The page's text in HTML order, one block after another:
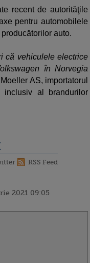
recent de autorităţile
pentru automobilele
auto.
că vehiculele electrice
în Norvegia
AS, importatorul
inclusiv al brandurilor
RSS Feed
2021 09:05